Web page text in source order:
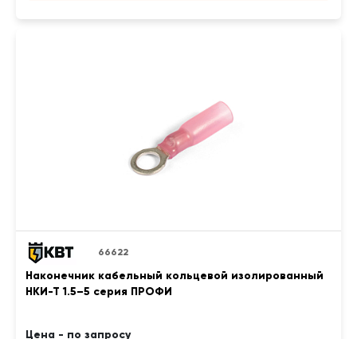
66622
Наконечник кабельный кольцевой изолированный
НКИ-Т 1.5–5 серия ПРОФИ
Цена - по запросу